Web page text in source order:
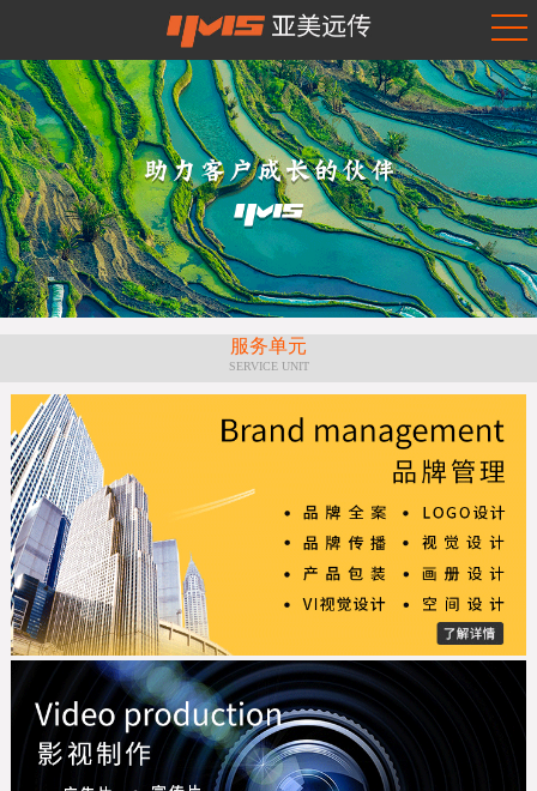
服务单元
SERVICE UNIT